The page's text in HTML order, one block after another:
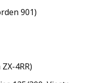
901)
4RR)